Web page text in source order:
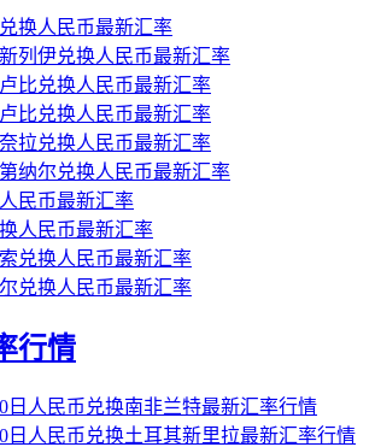
换人民币最新汇率
列伊兑换人民币最新汇率
比兑换人民币最新汇率
比兑换人民币最新汇率
拉兑换人民币最新汇率
纳尔兑换人民币最新汇率
民币最新汇率
人民币最新汇率
兑换人民币最新汇率
兑换人民币最新汇率
行情
日人民币兑换南非兰特最新汇率行情
日人民币兑换土耳其新里拉最新汇率行情